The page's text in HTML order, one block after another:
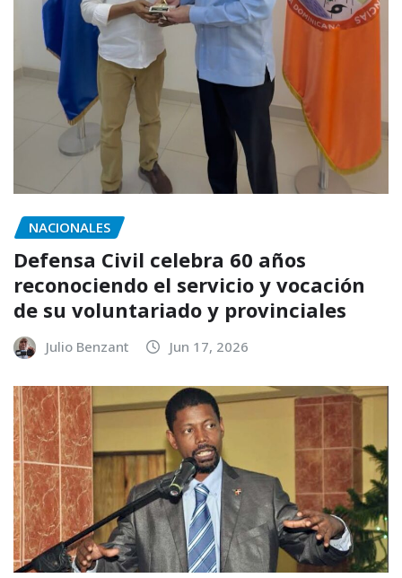
NACIONALES
Defensa Civil celebra 60 años
reconociendo el servicio y vocación
de su voluntariado y provinciales
Julio Benzant Jun 17, 2026